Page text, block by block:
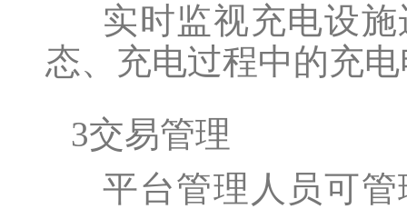
实时监视充电设施
态、充电过程中的充
3交易管理
平台管理人员可管